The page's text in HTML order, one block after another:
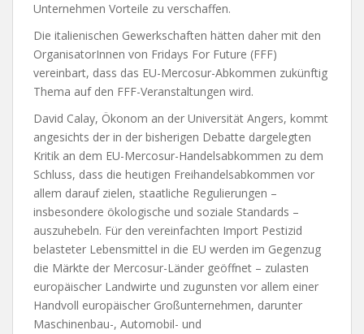
Unternehmen Vorteile zu verschaffen.
Die italienischen Gewerkschaften hätten daher mit den
OrganisatorInnen von Fridays For Future (FFF)
vereinbart, dass das EU-Mercosur-Abkommen zukünftig
Thema auf den FFF-Veranstaltungen wird.
David Calay, Ökonom an der Universität Angers, kommt
angesichts der in der bisherigen Debatte dargelegten
Kritik an dem EU-Mercosur-Handelsabkommen zu dem
Schluss, dass die heutigen Freihandelsabkommen vor
allem darauf zielen, staatliche Regulierungen –
insbesondere ökologische und soziale Standards –
auszuhebeln. Für den vereinfachten Import Pestizid
belasteter Lebensmittel in die EU werden im Gegenzug
die Märkte der Mercosur-Länder geöffnet – zulasten
europäischer Landwirte und zugunsten vor allem einer
Handvoll europäischer Großunternehmen, darunter
Maschinenbau-, Automobil- und